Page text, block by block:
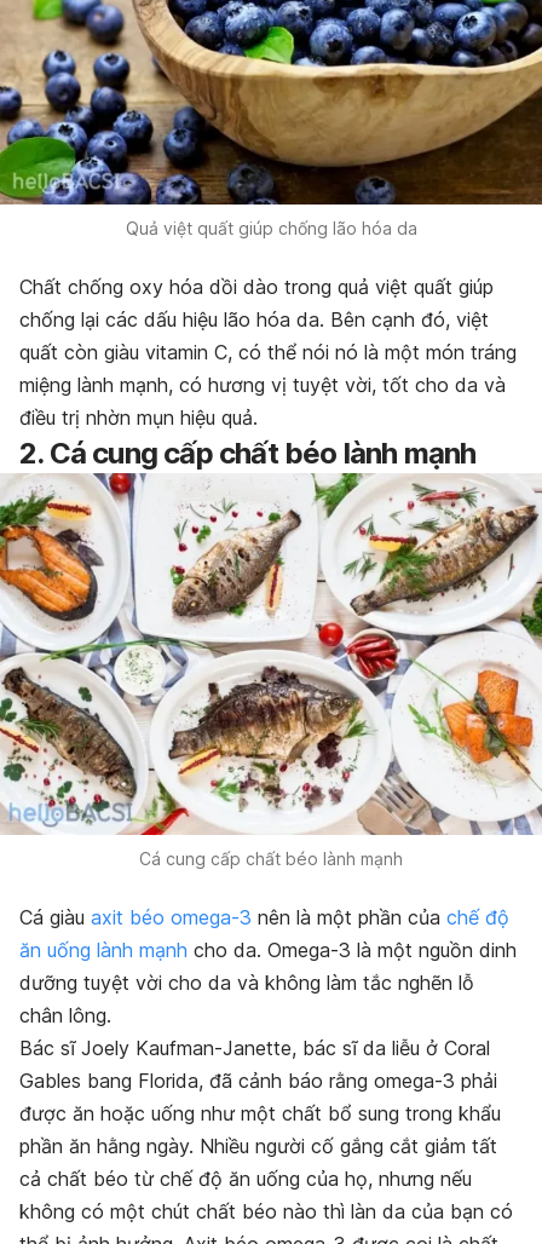
Quả việt quất giúp chống lão hóa da
Chất chống oxy hóa dồi dào trong quả việt quất giúp
chống lại các dấu hiệu lão hóa da. Bên cạnh đó, việt
quất còn giàu vitamin C, có thể nói nó là một món tráng
miệng lành mạnh, có hương vị tuyệt vời, tốt cho da và
điều trị nhờn mụn hiệu quả.
2. Cá cung cấp chất béo lành mạnh
Cá cung cấp chất béo lành mạnh
Cá giàu axit béo omega-3 nên là một phần của chế độ
ăn uống lành mạnh cho da. Omega-3 là một nguồn dinh
dưỡng tuyệt vời cho da và không làm tắc nghẽn lỗ
chân lông.
Bác sĩ Joely Kaufman-Janette, bác sĩ da liễu ở Coral
Gables bang Florida, đã cảnh báo rằng omega-3 phải
được ăn hoặc uống như một chất bổ sung trong khẩu
phần ăn hằng ngày. Nhiều người cố gắng cắt giảm tất
cả chất béo từ chế độ ăn uống của họ, nhưng nếu
không có một chút chất béo nào thì làn da của bạn có